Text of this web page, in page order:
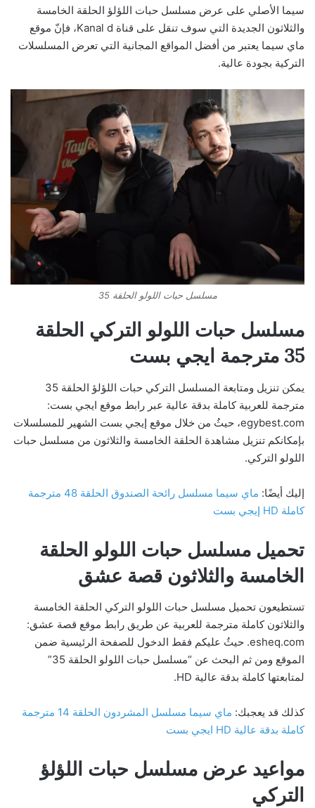
سيما الأصلي على عرض مسلسل حبات اللؤلؤ الحلقة الخامسة
والثلاثون الجديدة التي سوف تنقل على قناة Kanal d، فإنّ موقع
ماي سيما يعتبر من أفضل المواقع المجانية التي تعرض المسلسلات
التركية بجودة عالية.
مسلسل حبات اللولو الحلقة 35
مسلسل حبات اللولو التركي الحلقة
35 مترجمة ايجي بست
يمكن تنزيل ومتابعة المسلسل التركي حبات اللؤلؤ الحلقة 35
مترجمة للعربية كاملة بدقة عالية عبر رابط موقع ايجي بست:
egybest.com، حيثُ من خلال موقع إيجي بست الشهير للمسلسلات
بإمكانكم تنزيل مشاهدة الحلقة الخامسة والثلاثون من مسلسل حبات
اللولو التركي.
إليك أيضًا:
ماي سيما مسلسل رائحة الصندوق الحلقة 48 مترجمة
كاملة HD إيجي بست
تحميل مسلسل حبات اللولو الحلقة
الخامسة والثلاثون قصة عشق
تستطيعون تحميل مسلسل حبات اللولو التركي الحلقة الخامسة
والثلاثون كاملة مترجمة للعربية عن طريق رابط موقع قصة عشق:
esheq.com. حيثُ عليكم فقط الدخول للصفحة الرئيسية ضمن
الموقع ومن ثم البحث عن “مسلسل حبات اللولو الحلقة 35”
لمتابعتها كاملة بدقة عالية HD.
كذلك قد يعجبك:
ماي سيما مسلسل المشردون الحلقة 14 مترجمة
كاملة بدقة عالية HD ايجي بست
مواعيد عرض مسلسل حبات اللؤلؤ
التركي